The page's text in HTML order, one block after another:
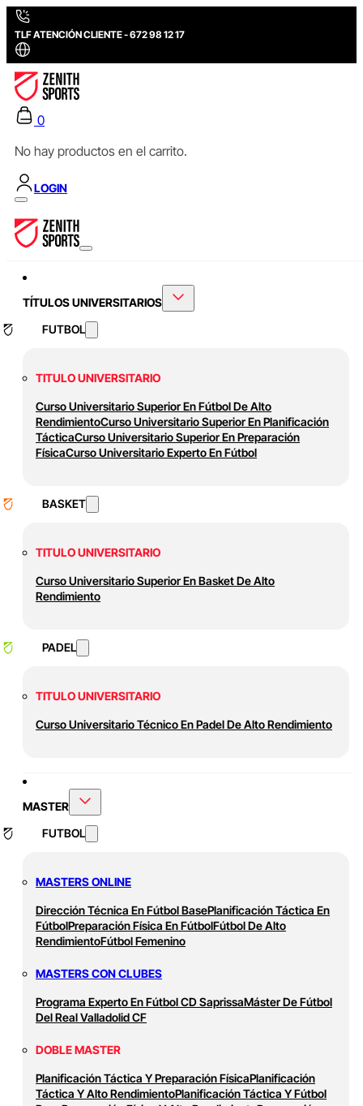
TLF ATENCIÓN CLIENTE - 672 98 12 17
0
No hay productos en el carrito.
LOGIN
TÍTULOS UNIVERSITARIOS
FUTBOL
TITULO UNIVERSITARIO
Curso Universitario Superior En Fútbol De Alto
RendimientoCurso Universitario Superior En Planificación
TácticaCurso Universitario Superior En Preparación
FísicaCurso Universitario Experto En Fútbol
BASKET
TITULO UNIVERSITARIO
Curso Universitario Superior En Basket De Alto
Rendimiento
PADEL
TITULO UNIVERSITARIO
Curso Universitario Técnico En Padel De Alto Rendimiento
MASTER
FUTBOL
MASTERS ONLINE
Dirección Técnica En Fútbol BasePlanificación Táctica En
FútbolPreparación Física En FútbolFútbol De Alto
RendimientoFútbol Femenino
MASTERS CON CLUBES
Programa Experto En Fútbol CD SaprissaMáster De Fútbol
Del Real Valladolid CF
DOBLE MASTER
Planificación Táctica Y Preparación FísicaPlanificación
Táctica Y Alto RendimientoPlanificación Táctica Y Fútbol